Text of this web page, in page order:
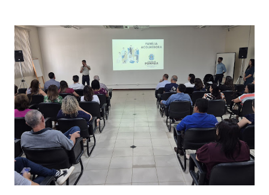
instrumentos de sopro, percussão e demais componentes
de banda marcial. As atividades serão conduzidas por
profissionais capacitados, com foco na formação técnica e
no fortalecimento dos vínculos culturais e sociais da cidade.
Para o prefeito Diogo Ceschim, a retomada da Banda
Municipal representa mais um passo na valorização da
cultura e na oferta de oportunidades para a população.
“Queremos resgatar essa tradição tão importante para
Pompeia, promovendo o acesso à arte, à m...